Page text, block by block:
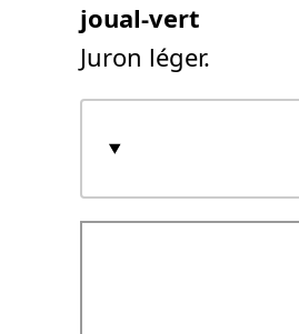
joual-vert
Juron léger.